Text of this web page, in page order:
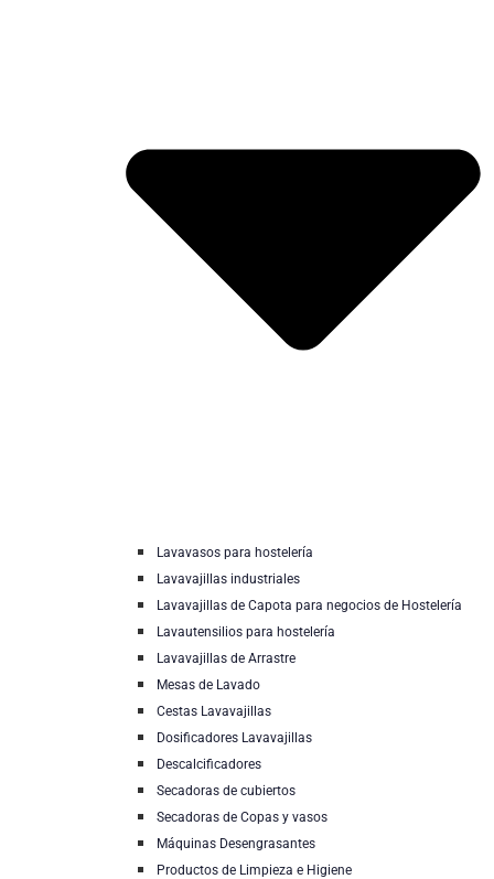
Lavavasos para hostelería
Lavavajillas industriales
Lavavajillas de Capota para negocios de Hostelería
Lavautensilios para hostelería
Lavavajillas de Arrastre
Mesas de Lavado
Cestas Lavavajillas
Dosificadores Lavavajillas
Descalcificadores
Secadoras de cubiertos
Secadoras de Copas y vasos
Máquinas Desengrasantes
Productos de Limpieza e Higiene